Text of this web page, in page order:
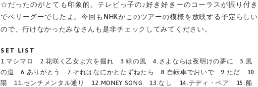
☆だったのがとても印象的。テレビっ子の♪好き好きーのコーラスが振り付き
でベリーグーでしたよ。今回もNHKがこのツアーの模様を放映する予定らしい
ので、行けなかったみなさんも是非チェックしてみてください。
SET LIST
1.マシマロ 2.花咲く乙女よ穴を掘れ 3.緑の風 4.さよならは夜明けの夢に 5.風
の道 6.ありがとう 7.それはなにかとたずねたら 8.自転車でおいで 9.ただ 10.
陽 11.センチメンタル通り 12.MONEY SONG 13.なし 14.テディ・ベア 15.船